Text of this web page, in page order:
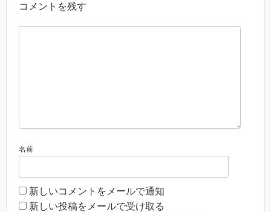
コメントを残す
名前
新しいコメントをメールで通知
新しい投稿をメールで受け取る